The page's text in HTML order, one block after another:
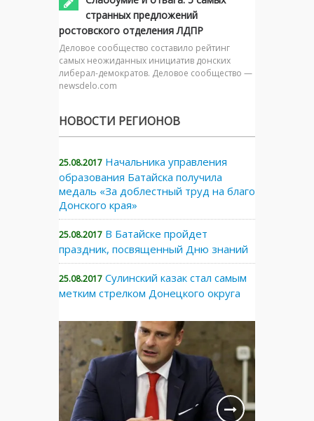
странных предложений
ростовского отделения ЛДПР
Деловое сообщество составило рейтинг
самых неожиданных инициатив донских
либерал-демократов. Деловое сообщество —
newsdelo.com
НОВОСТИ РЕГИОНОВ
25.08.2017 Начальника управления
образования Батайска получила
медаль «За доблестный труд на благо
Донского края»
25.08.2017 В Батайске пройдет
праздник, посвященный Дню знаний
25.08.2017 Сулинский казак стал самым
метким стрелком Донецкого округа